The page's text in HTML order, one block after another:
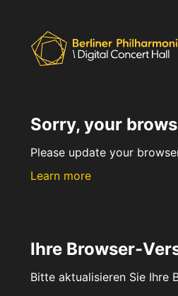
Sorry, your
Please update your
Learn more
Ihre Browser-
Bitte aktualisieren Sie Ihre